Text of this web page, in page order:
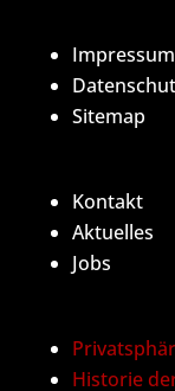
Impressum
Sitemap
Kontakt
Aktuelles
Jobs
Historie